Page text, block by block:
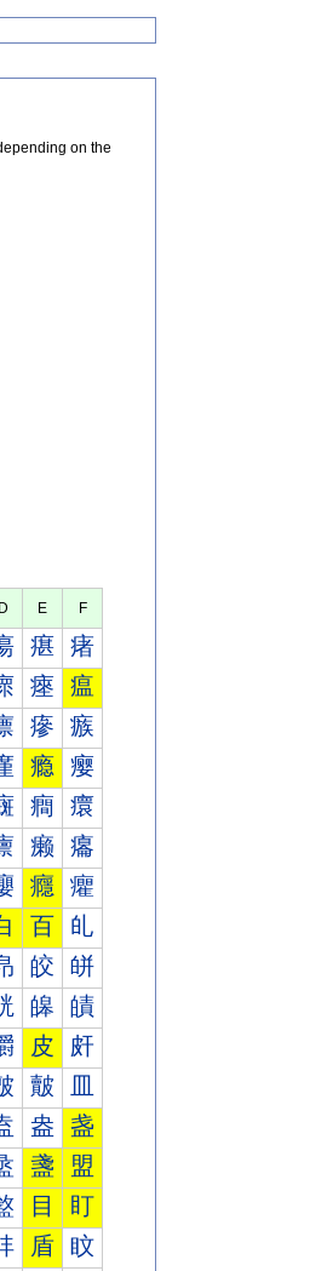
on the
D E F
瘎 瘏
瘞 瘟
瘮 瘯
瘾 瘿
癎 癏
癞 癟
癮 癯
百 癿
皎 皏
皞 皟
皮 皯
皾 皿
盎 盏
盞 盟
目 盯
盾 盿